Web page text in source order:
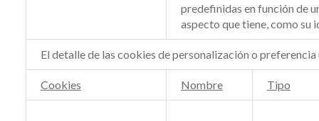
predefinidas en función de
aspecto que tiene, como su
El detalle de las cookies de personalización o
Cookies Nombre Tipo